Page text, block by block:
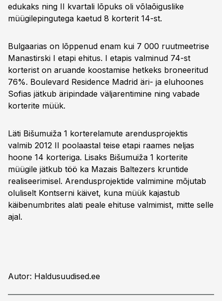
edukaks ning II kvartali lõpuks oli võlaõiguslike
müügilepingutega kaetud 8 korterit 14-st.
Bulgaarias on lõppenud enam kui 7 000 ruutmeetrise
Manastirski I etapi ehitus. I etapis valminud 74-st
korterist on aruande koostamise hetkeks broneeritud
76%. Boulevard Residence Madrid äri- ja eluhoones
Sofias jätkub äripindade väljarentimine ning vabade
korterite müük.
Läti Bišumuiža 1 korterelamute arendusprojektis
valmib 2012 II poolaastal teise etapi raames neljas
hoone 14 korteriga. Lisaks Bišumuiža 1 korterite
müügile jätkub töö ka Mazais Baltezers kruntide
realiseerimisel. Arendusprojektide valmimine mõjutab
oluliselt Kontserni käivet, kuna müük kajastub
käibenumbrites alati peale ehituse valmimist, mitte selle
ajal.
Autor: Haldusuudised.ee